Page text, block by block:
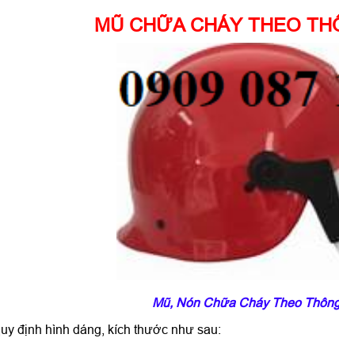
MŨ CHỮA CHÁY THEO
Mũ, Nón Chữa Cháy Theo
định hình dáng, kích thước như sau: